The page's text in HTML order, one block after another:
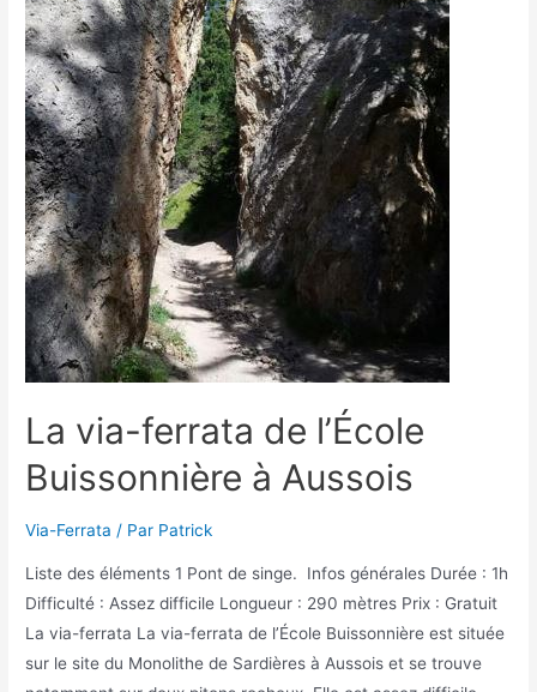
à
Saint-
Pierre
d’Entremont
La via-ferrata de l’École
Buissonnière à Aussois
Via-Ferrata / Par Patrick
Liste des éléments 1 Pont de singe. Infos générales Durée : 1h
Difficulté : Assez difficile Longueur : 290 mètres Prix : Gratuit
La via-ferrata La via-ferrata de l’École Buissonnière est située
sur le site du Monolithe de Sardières à Aussois et se trouve